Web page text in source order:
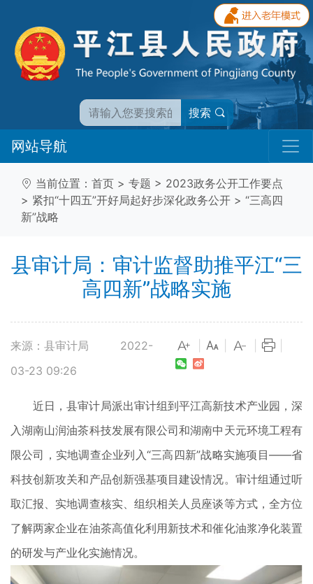
搜索
网站导航
当前位置： 首页 > 专题 > 2023政务公开工作要点
> 紧扣“十四五”开好局起好步深化政务公开 > “三高四
新”战略
县审计局：审计监督助推平江“三
高四新”战略实施
来源：县审计局
2022-
03-23 09:26
近日，县审计局派出审计组到平江高新技术产业园，深
入湖南山润油茶科技发展有限公司和湖南中天元环境工程有
限公司，实地调查企业列入“三高四新”战略实施项目——省
科技创新攻关和产品创新强基项目建设情况。审计组通过听
取汇报、实地调查核实、组织相关人员座谈等方式，全方位
了解两家企业在油茶高值化利用新技术和催化油浆净化装置
的研发与产业化实施情况。